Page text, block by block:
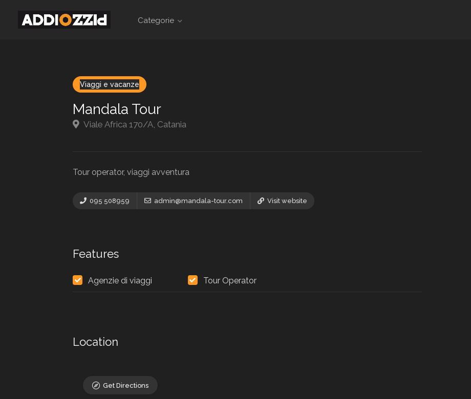
Categorie
Viaggi e vacanze
Mandala Tour
Viale Africa 170/A, Catania
Tour operator, viaggi avventura
095 508959 admin@mandala-tour.com Visit website
Features
Agenzie di viaggi Tour Operator
Location
Get Directions